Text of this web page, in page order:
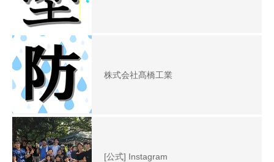
株式会社髙橋工業
[公式] Instagram